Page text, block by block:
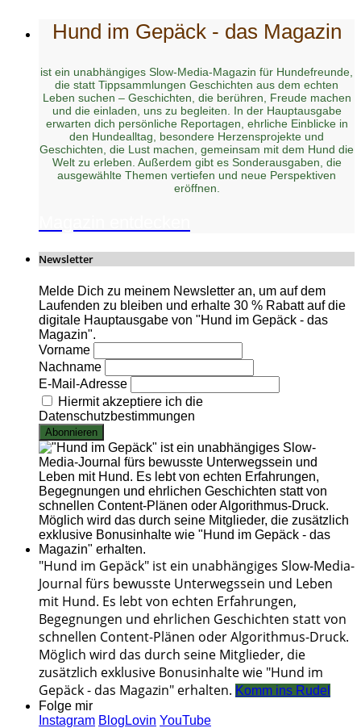
Hund im Gepäck - das Magazin
ist ein unabhängiges Slow-Media-Magazin für Hundefreunde,
die statt Tippsammlungen Geschichten aus dem echten
Leben suchen – Geschichten, die berühren, Freude machen
und die einladen, uns zu begleiten. In der Hauptausgabe
erwarten dich persönliche Reportagen, ehrliche Einblicke in
den Hundealltag, besondere Herzensprojekte und
Geschichten, die Lust machen, gemeinsam mit dem Hund die
Welt zu erleben. Außerdem gibt es Sonderausgaben, die
ausgewählte Themen vertiefen und neue Perspektiven
eröffnen.
Newsletter
Melde Dich zu meinem Newsletter an, um auf dem
Laufenden zu bleiben und erhalte 30 % Rabatt auf die
digitale Hauptausgabe von "Hund im Gepäck - das
Magazin".
Vorname
Nachname
E-Mail-Adresse
Hiermit akzeptiere ich die
Datenschutzbestimmungen
"Hund im Gepäck" ist ein unabhängiges Slow-Media-
Journal fürs bewusste Unterwegssein und Leben
mit Hund. Es lebt von echten Erfahrungen,
Begegnungen und ehrlichen Geschichten statt von
schnellen Content-Plänen oder Algorithmus-Druck.
Möglich wird das durch seine Mitglieder, die
zusätzlich exklusive Bonusinhalte wie "Hund im
Gepäck - das Magazin" erhalten. Komm ins Rudel
Folge mir
Instagram BlogLovin YouTube